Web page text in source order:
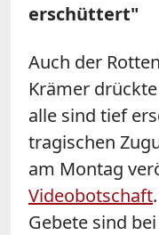
erschüttert"
Auch der
Krämer
alle sind tief
tragischen
am Montag
Videobotschaft
Gebete sind